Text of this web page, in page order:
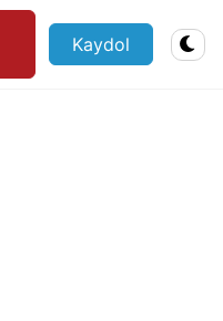
Kaydol